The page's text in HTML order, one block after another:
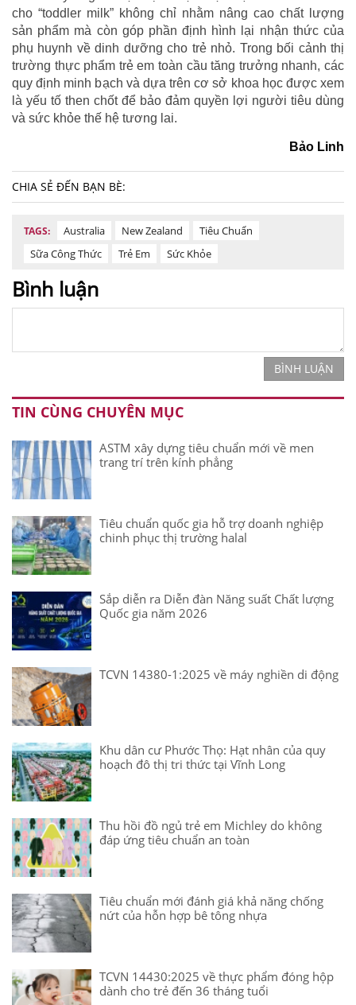
cho “toddler milk” không chỉ nhằm nâng cao chất lượng
sản phẩm mà còn góp phần định hình lại nhận thức của
phụ huynh về dinh dưỡng cho trẻ nhỏ. Trong bối cảnh thị
trường thực phẩm trẻ em toàn cầu tăng trưởng nhanh, các
quy định minh bạch và dựa trên cơ sở khoa học được xem
là yếu tố then chốt để bảo đảm quyền lợi người tiêu dùng
và sức khỏe thế hệ tương lai.
Bảo Linh
CHIA SẺ ĐẾN BẠN BÈ:
TAGS: Australia New Zealand
Tiêu Chuẩn
Sữa Công Thức
Trẻ Em Sức Khỏe
Bình luận
BÌNH LUẬN
TIN CÙNG CHUYÊN MỤC
ASTM xây dựng tiêu chuẩn mới về men
trang trí trên kính phẳng
Tiêu chuẩn quốc gia hỗ trợ doanh nghiệp
chinh phục thị trường halal
Sắp diễn ra Diễn đàn Năng suất Chất lượng
Quốc gia năm 2026
TCVN 14380-1:2025 về máy nghiền di động
Khu dân cư Phước Thọ: Hạt nhân của quy
hoạch đô thị tri thức tại Vĩnh Long
Thu hồi đồ ngủ trẻ em Michley do không
đáp ứng tiêu chuẩn an toàn
Tiêu chuẩn mới đánh giá khả năng chống
nứt của hỗn hợp bê tông nhựa
TCVN 14430:2025 về thực phẩm đóng hộp
dành cho trẻ đến 36 tháng tuổi